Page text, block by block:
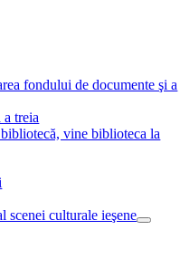
fondului de documente şi a
a treia
vine biblioteca la
scenei culturale ieşene